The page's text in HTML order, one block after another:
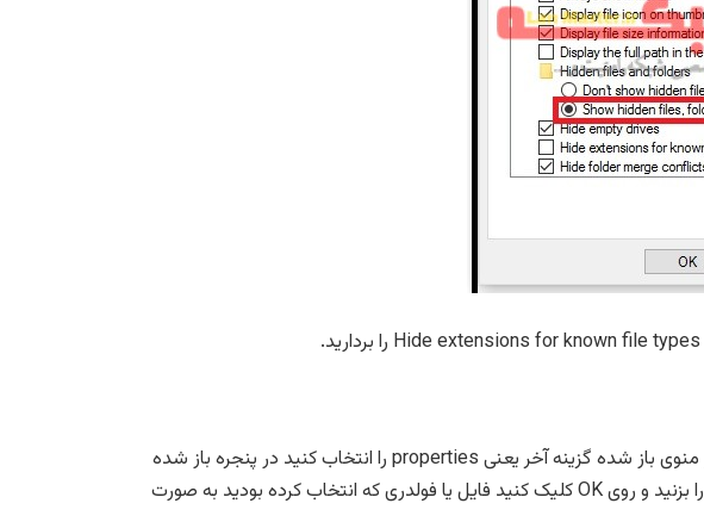
برای پنهان کردن فایلها و پوشه ها در ویندوز کافیست روی آن راست کلیک کنید و از منوی باز شده گزینه آخر یعنی properties را انتخاب کنید در پنجره باز شده
درهمان تب General کادر پایین در قسمت Attributes چک باکس گزینه Hidden را بزنید و روی OK کلیک کنید فایل یا فولدری که انتخاب کرده بودید به صورت